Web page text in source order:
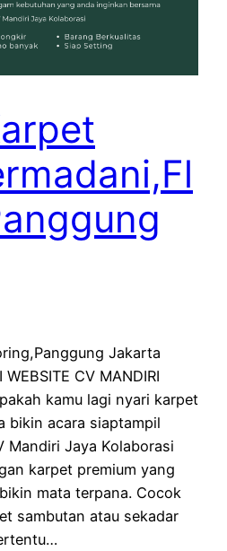
Jakarta
WEBSITE CV MANDIRI
kamu lagi nyari karpet
bikin acara siaptampil
Mandiri Jaya Kolaborasi
karpet premium yang
mata terpana. Cocok
sambutan atau sekadar